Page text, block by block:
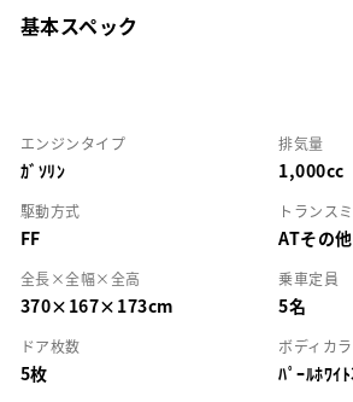
基本スペック
エンジンタイプ
ｶﾞｿﾘﾝ
排気量
1,000cc
駆動方式
FF
トランス
ATその他
全長×全幅×全高
370×167×173cm
乗車定員
5名
ドア枚数
5枚
ボディカ
ﾊﾟｰﾙﾎﾜｲ